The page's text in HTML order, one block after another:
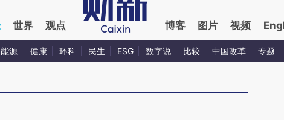
世界 观点 博客 图片 视频
能源 健康 环科 民生 ESG 数字说 比较 中国改革 专题